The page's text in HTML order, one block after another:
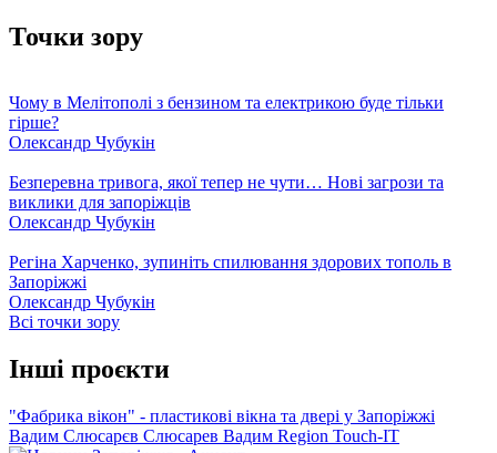
Точки зору
Чому в Мелітополі з бензином та електрикою буде тільки
гірше?
Олександр Чубукін
Безперевна тривога, якої тепер не чути… Нові загрози та
виклики для запоріжців
Олександр Чубукін
Регіна Харченко, зупиніть спилювання здорових тополь в
Запоріжжі
Олександр Чубукін
Всі точки зору
Інші проєкти
"Фабрика вікон" - пластикові вікна та двері у Запоріжжі
Вадим Слюсарєв Слюсарев Вадим Region Touch-IT